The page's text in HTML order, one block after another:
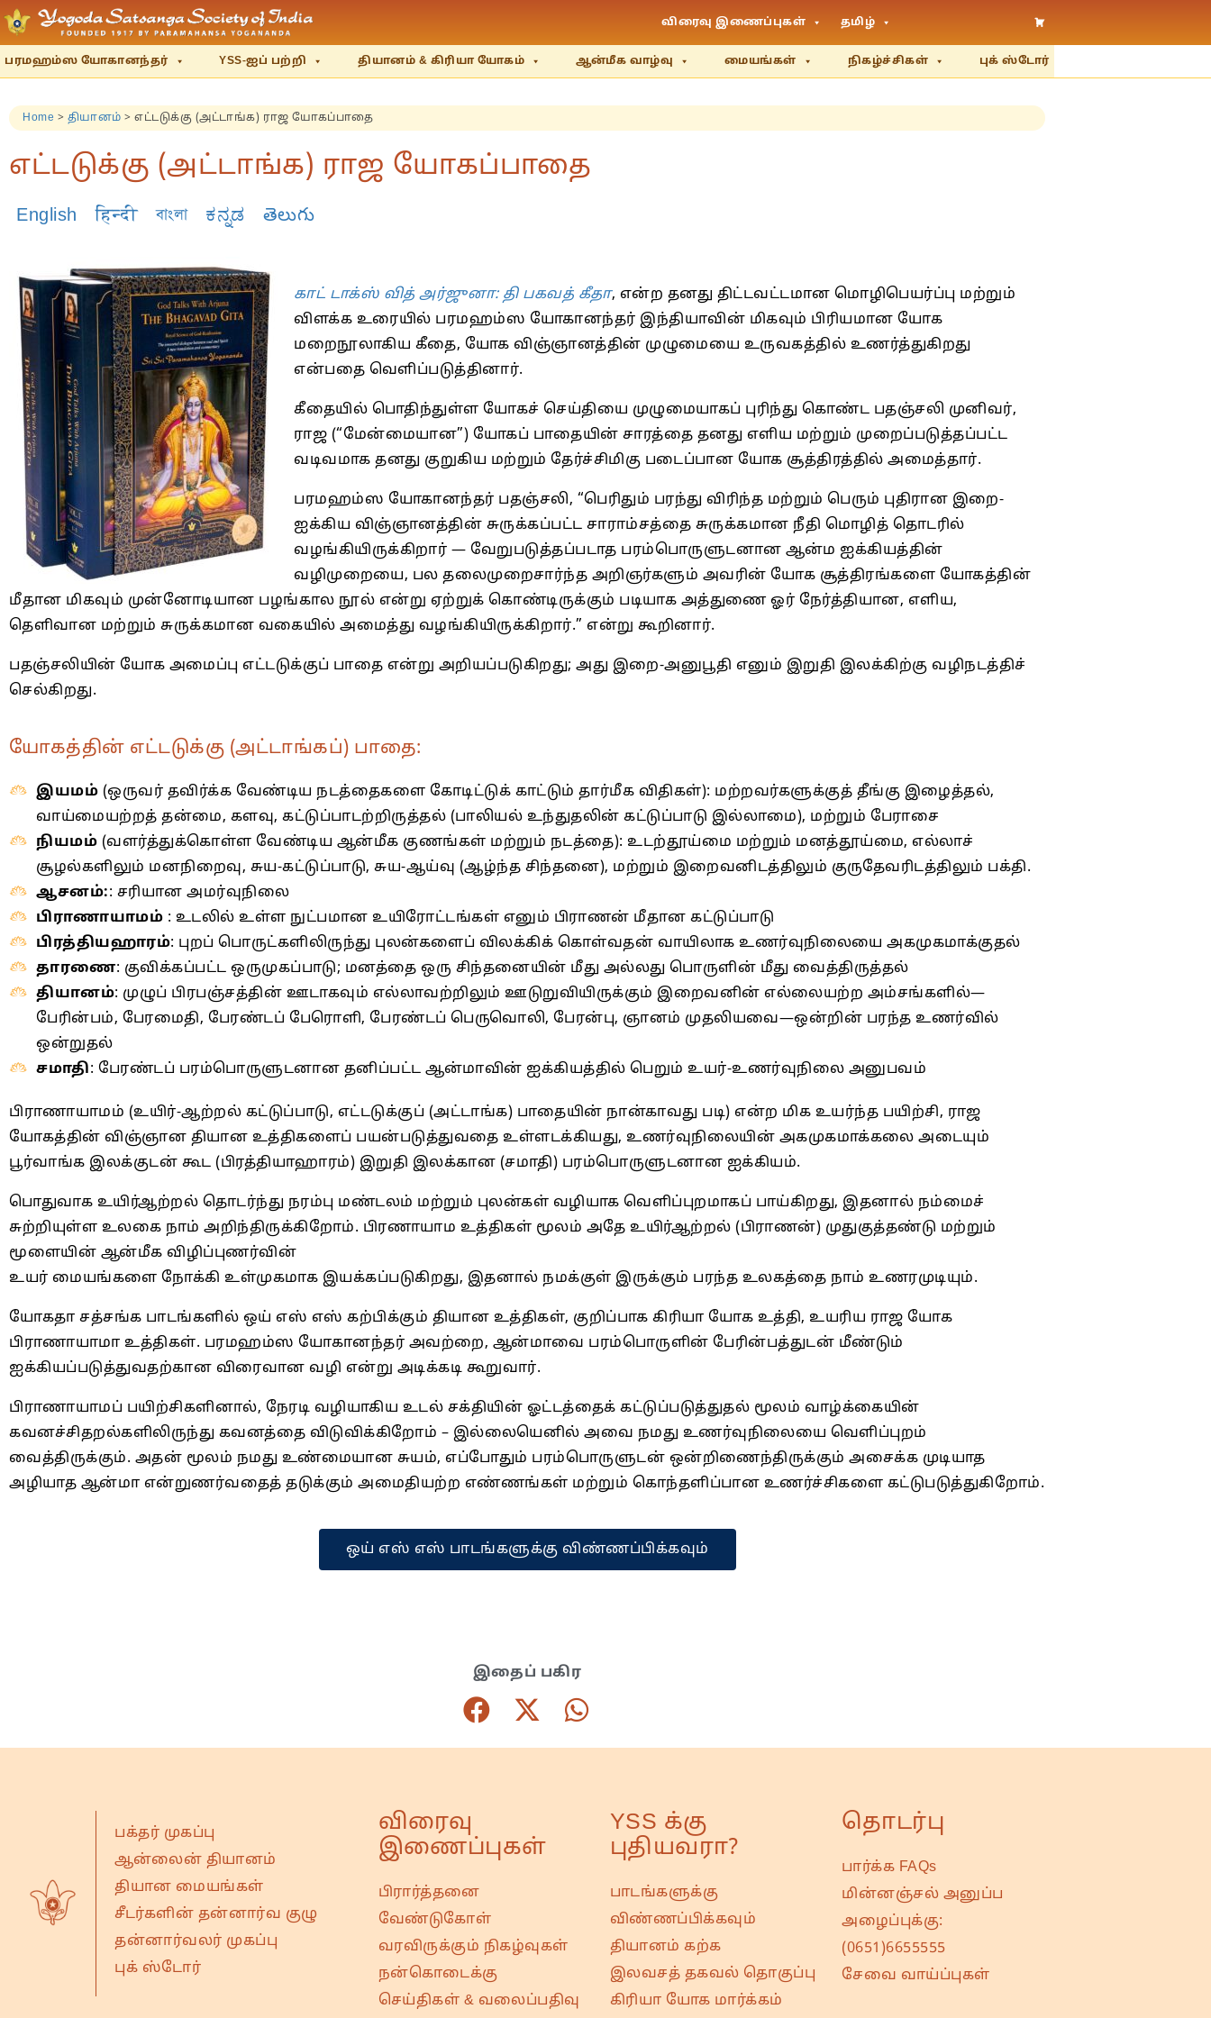
விரைவு இணைப்புகள் தமிழ்
பரமஹம்ஸ யோகானந்தர் YSS-ஐப் பற்றி தியானம் & கிரியா யோகம் ஆன்மீக வாழ்வு மையங்கள் நிகழ்ச்சிகள் புக் ஸ்டோர்
Home > தியானம் > எட்டடுக்கு (அட்டாங்க) ராஜ யோகப்பாதை
எட்டடுக்கு (அட்டாங்க) ராஜ யோகப்பாதை
English हिन्दी বাংলা ಕನ್ನಡ తెలుగు
காட் டாக்ஸ் வித் அர்ஜுனா: தி பகவத் கீதா, என்ற தனது திட்டவட்டமான மொழிபெயர்ப்பு மற்றும்
விளக்க உரையில் பரமஹம்ஸ யோகானந்தர் இந்தியாவின் மிகவும் பிரியமான யோக
மறைநூலாகிய கீதை, யோக விஞ்ஞானத்தின் முழுமையை உருவகத்தில் உணர்த்துகிறது
என்பதை வெளிப்படுத்தினார்.
கீதையில் பொதிந்துள்ள யோகச் செய்தியை முழுமையாகப் புரிந்து கொண்ட பதஞ்சலி முனிவர்,
ராஜ (“மேன்மையான”) யோகப் பாதையின் சாரத்தை தனது எளிய மற்றும் முறைப்படுத்தப்பட்ட
வடிவமாக தனது குறுகிய மற்றும் தேர்ச்சிமிகு படைப்பான யோக சூத்திரத்தில் அமைத்தார்.
பரமஹம்ஸ யோகானந்தர் பதஞ்சலி, “பெரிதும் பரந்து விரிந்த மற்றும் பெரும் புதிரான இறை-
ஐக்கிய விஞ்ஞானத்தின் சுருக்கப்பட்ட சாராம்சத்தை சுருக்கமான நீதி மொழித் தொடரில்
வழங்கியிருக்கிறார் — வேறுபடுத்தப்படாத பரம்பொருளுடனான ஆன்ம ஐக்கியத்தின்
வழிமுறையை, பல தலைமுறைசார்ந்த அறிஞர்களும் அவரின் யோக சூத்திரங்களை யோகத்தின்
மீதான மிகவும் முன்னோடியான பழங்கால நூல் என்று ஏற்றுக் கொண்டிருக்கும் படியாக அத்துணை ஓர் நேர்த்தியான, எளிய,
தெளிவான மற்றும் சுருக்கமான வகையில் அமைத்து வழங்கியிருக்கிறார்.” என்று கூறினார்.
பதஞ்சலியின் யோக அமைப்பு எட்டடுக்குப் பாதை என்று அறியப்படுகிறது; அது இறை-அனுபூதி எனும் இறுதி இலக்கிற்கு வழிநடத்திச்
செல்கிறது.
யோகத்தின் எட்டடுக்கு (அட்டாங்கப்) பாதை:
இயமம் (ஒருவர் தவிர்க்க வேண்டிய நடத்தைகளை கோடிட்டுக் காட்டும் தார்மீக விதிகள்): மற்றவர்களுக்குத் தீங்கு இழைத்தல்,
வாய்மையற்றத் தன்மை, களவு, கட்டுப்பாடற்றிருத்தல் (பாலியல் உந்துதலின் கட்டுப்பாடு இல்லாமை), மற்றும் பேராசை
நியமம் (வளர்த்துக்கொள்ள வேண்டிய ஆன்மீக குணங்கள் மற்றும் நடத்தை): உடற்தூய்மை மற்றும் மனத்தூய்மை, எல்லாச்
சூழல்களிலும் மனநிறைவு, சுய-கட்டுப்பாடு, சுய-ஆய்வு (ஆழ்ந்த சிந்தனை), மற்றும் இறைவனிடத்திலும் குருதேவரிடத்திலும் பக்தி.
ஆசனம்:: சரியான அமர்வுநிலை
பிராணாயாமம் : உடலில் உள்ள நுட்பமான உயிரோட்டங்கள் எனும் பிராணன் மீதான கட்டுப்பாடு
பிரத்தியஹாரம்: புறப் பொருட்களிலிருந்து புலன்களைப் விலக்கிக் கொள்வதன் வாயிலாக உணர்வுநிலையை அகமுகமாக்குதல்
தாரணை: குவிக்கப்பட்ட ஒருமுகப்பாடு; மனத்தை ஒரு சிந்தனையின் மீது அல்லது பொருளின் மீது வைத்திருத்தல்
தியானம்: முழுப் பிரபஞ்சத்தின் ஊடாகவும் எல்லாவற்றிலும் ஊடுறுவியிருக்கும் இறைவனின் எல்லையற்ற அம்சங்களில்—
பேரின்பம், பேரமைதி, பேரண்டப் பேரொளி, பேரண்டப் பெருவொலி, பேரன்பு, ஞானம் முதலியவை—ஒன்றின் பரந்த உணர்வில்
ஒன்றுதல்
சமாதி: பேரண்டப் பரம்பொருளுடனான தனிப்பட்ட ஆன்மாவின் ஐக்கியத்தில் பெறும் உயர்-உணர்வுநிலை அனுபவம்
பிராணாயாமம் (உயிர்-ஆற்றல் கட்டுப்பாடு, எட்டடுக்குப் (அட்டாங்க) பாதையின் நான்காவது படி) என்ற மிக உயர்ந்த பயிற்சி, ராஜ
யோகத்தின் விஞ்ஞான தியான உத்திகளைப் பயன்படுத்துவதை உள்ளடக்கியது, உணர்வுநிலையின் அகமுகமாக்கலை அடையும்
பூர்வாங்க இலக்குடன் கூட (பிரத்தியாஹாரம்) இறுதி இலக்கான (சமாதி) பரம்பொருளுடனான ஐக்கியம்.
பொதுவாக உயிர்ஆற்றல் தொடர்ந்து நரம்பு மண்டலம் மற்றும் புலன்கள் வழியாக வெளிப்புறமாகப் பாய்கிறது, இதனால் நம்மைச்
சுற்றியுள்ள உலகை நாம் அறிந்திருக்கிறோம். பிரணாயாம உத்திகள் மூலம் அதே உயிர்ஆற்றல் (பிராணன்) முதுகுத்தண்டு மற்றும்
மூளையின் ஆன்மீக விழிப்புணர்வின்
உயர் மையங்களை நோக்கி உள்முகமாக இயக்கப்படுகிறது, இதனால் நமக்குள் இருக்கும் பரந்த உலகத்தை நாம் உணரமுடியும்.
யோகதா சத்சங்க பாடங்களில் ஒய் எஸ் எஸ் கற்பிக்கும் தியான உத்திகள், குறிப்பாக கிரியா யோக உத்தி, உயரிய ராஜ யோக
பிராணாயாமா உத்திகள். பரமஹம்ஸ யோகானந்தர் அவற்றை, ஆன்மாவை பரம்பொருளின் பேரின்பத்துடன் மீண்டும்
ஐக்கியப்படுத்துவதற்கான விரைவான வழி என்று அடிக்கடி கூறுவார்.
பிராணாயாமப் பயிற்சிகளினால், நேரடி வழியாகிய உடல் சக்தியின் ஓட்டத்தைக் கட்டுப்படுத்துதல் மூலம் வாழ்க்கையின்
கவனச்சிதறல்களிலிருந்து கவனத்தை விடுவிக்கிறோம் – இல்லையெனில் அவை நமது உணர்வுநிலையை வெளிப்புறம்
வைத்திருக்கும். அதன் மூலம் நமது உண்மையான சுயம், எப்போதும் பரம்பொருளுடன் ஒன்றிணைந்திருக்கும் அசைக்க முடியாத
அழியாத ஆன்மா என்றுணர்வதைத் தடுக்கும் அமைதியற்ற எண்ணங்கள் மற்றும் கொந்தளிப்பான உணர்ச்சிகளை கட்டுபடுத்துகிறோம்.
ஒய் எஸ் எஸ் பாடங்களுக்கு விண்ணப்பிக்கவும்
இதைப் பகிர
பக்தர் முகப்பு
ஆன்லைன் தியானம்
தியான மையங்கள்
சீடர்களின் தன்னார்வ குழு
தன்னார்வலர் முகப்பு
புக் ஸ்டோர்
விரைவு
இணைப்புகள்
பிரார்த்தனை
வேண்டுகோள்
வரவிருக்கும் நிகழ்வுகள்
நன்கொடைக்கு
செய்திகள் & வலைப்பதிவு
YSS க்கு
புதியவரா?
பாடங்களுக்கு
விண்ணப்பிக்கவும்
தியானம் கற்க
இலவசத் தகவல் தொகுப்பு
கிரியா யோக மார்க்கம்
தொடர்பு
பார்க்க FAQs
மின்னஞ்சல் அனுப்ப
அழைப்புக்கு:
(0651)6655555
சேவை வாய்ப்புகள்